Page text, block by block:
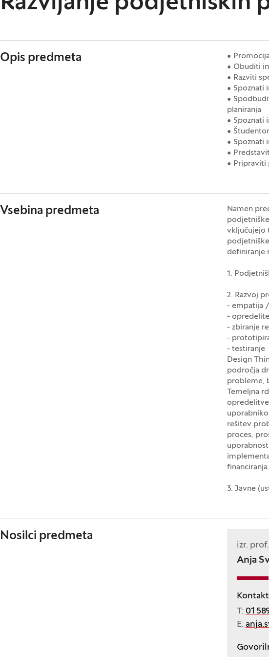
Opis predmeta
•
• Obuditi
• Razviti
• Spoznati
•
planiranja
• Spoznati
•
• Spoznati
•
• Pripraviti
Vsebina predmeta
Namen
vključujejo
definiranje
1.
2. Razvoj
- empatija
-
- zbiranje
-
- testiranje
Design
področja
probleme,
Temeljna
rešitev
proces,
financiranja.
3. Javne
Nosilci predmeta
izr.
Anja
Kontakt
T: 01
E: